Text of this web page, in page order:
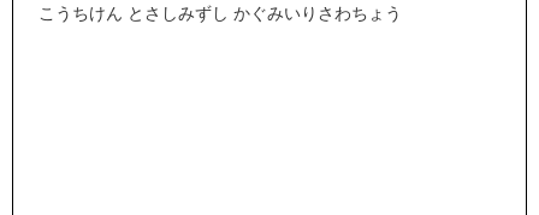
こうちけん とさしみずし かぐみいりさわちょう